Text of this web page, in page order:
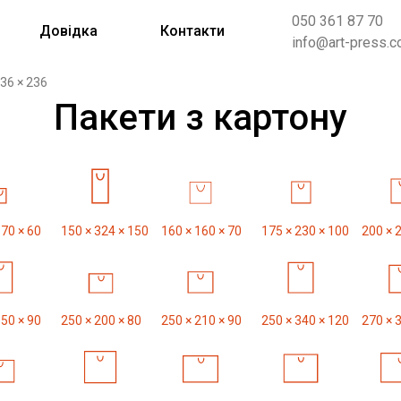
Довідка Контакти
050 361 87 70
info@art-
× 236
Пакети з картону
× 60 150 × 324 × 150 160 × 160 × 70 175 × 230 × 100 200 ×
× 90 250 × 200 × 80 250 × 210 × 90 250 × 340 × 120 270 ×